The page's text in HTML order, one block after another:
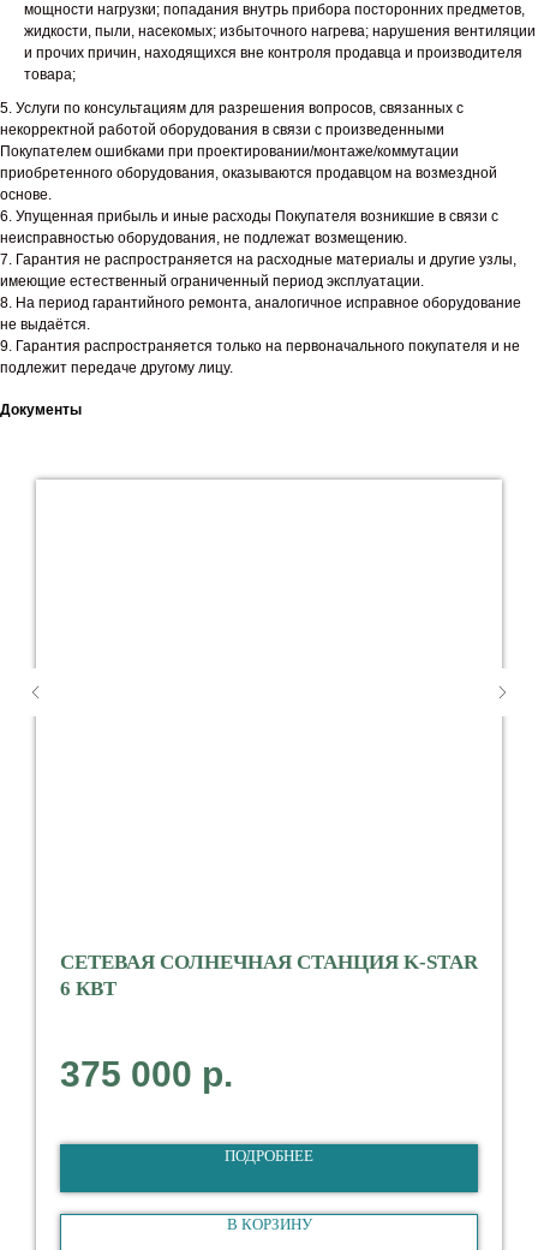
мощности нагрузки; попадания внутрь прибора посторонних предметов,
жидкости, пыли, насекомых; избыточного нагрева; нарушения вентиляции
и прочих причин, находящихся вне контроля продавца и производителя
товара;
5. Услуги по консультациям для разрешения вопросов, связанных с
некорректной работой оборудования в связи с произведенными
Покупателем ошибками при проектировании/монтаже/коммутации
приобретенного оборудования, оказываются продавцом на возмездной
основе.
6. Упущенная прибыль и иные расходы Покупателя возникшие в связи с
неисправностью оборудования, не подлежат возмещению.
7. Гарантия не распространяется на расходные материалы и другие узлы,
имеющие естественный ограниченный период эксплуатации.
8. На период гарантийного ремонта, аналогичное исправное оборудование
не выдаётся.
9. Гарантия распространяется только на первоначального покупателя и не
подлежит передаче другому лицу.
Документы
СЕТЕВАЯ СОЛНЕЧНАЯ СТАНЦИЯ K-STAR
6 КВТ
Тип Сетевая
1-фазная
375 000 р.
ПОДРОБНЕЕ
В КОРЗИНУ